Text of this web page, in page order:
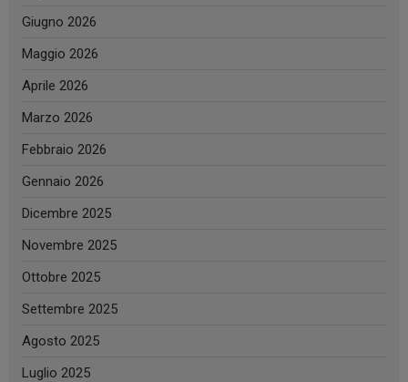
Giugno 2026
Maggio 2026
Aprile 2026
Marzo 2026
Febbraio 2026
Gennaio 2026
Dicembre 2025
Novembre 2025
Ottobre 2025
Settembre 2025
Agosto 2025
Luglio 2025